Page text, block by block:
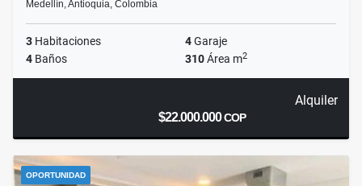
Medellín, Antioquia, Colombia
3 Habitaciones 4Garaje
4 Baños 310Área m2
Alquiler
$22.000.000COP
OPORTUNIDAD